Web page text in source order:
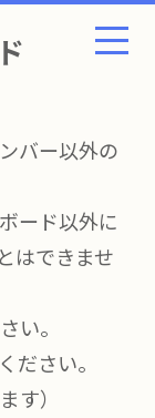
バー以外の
ード以外に
はできませ
い。
ださい。
す）